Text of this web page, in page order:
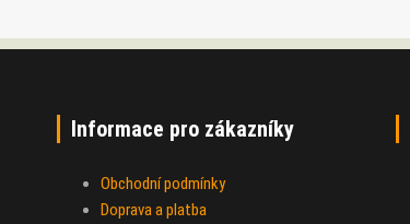
Informace pro zákazníky
Obchodní podmínky
Doprava a platba